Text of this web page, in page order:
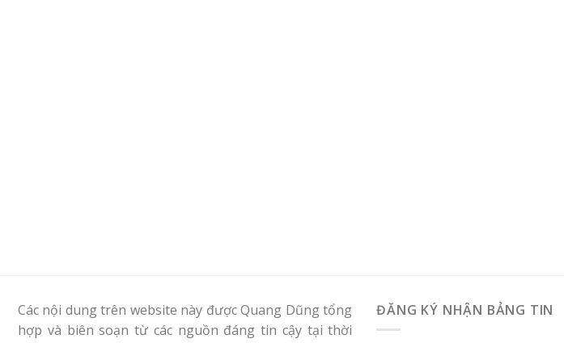
Các nội dung trên website này được Quang Dũng tổng
hợp và biên soạn từ các nguồn đáng tin cậy tại thời
ĐĂNG KÝ NHẬN BẢNG TIN